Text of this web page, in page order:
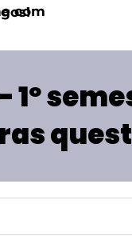
amigos!
1º